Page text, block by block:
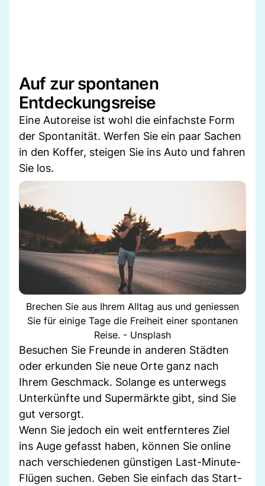
Auf zur spontanen
Entdeckungsreise
Eine Autoreise ist wohl die einfachste Form
der Spontanität. Werfen Sie ein paar Sachen
in den Koffer, steigen Sie ins Auto und fahren
Sie los.
Brechen Sie aus Ihrem Alltag aus und geniessen
Sie für einige Tage die Freiheit einer spontanen
Reise. - Unsplash
Besuchen Sie Freunde in anderen Städten
oder erkunden Sie neue Orte ganz nach
Ihrem Geschmack. Solange es unterwegs
Unterkünfte und Supermärkte gibt, sind Sie
gut versorgt.
Wenn Sie jedoch ein weit entfernteres Ziel
ins Auge gefasst haben, können Sie online
nach verschiedenen günstigen Last-Minute-
Flügen suchen. Geben Sie einfach das Start-